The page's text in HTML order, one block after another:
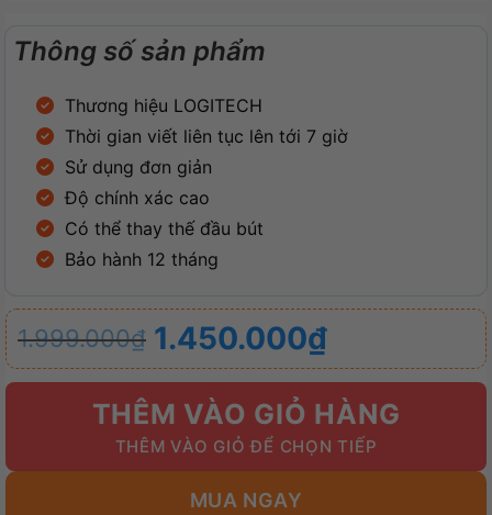
Thông số sản phẩm
Thương hiệu LOGITECH
Thời gian viết liên tục lên tới 7 giờ
Sử dụng đơn giản
Độ chính xác cao
Có thể thay thế đầu bút
Bảo hành 12 tháng
1.999.000₫
Giá
gốc
1.999.000₫.
1.450.000₫
Giá
hiện
1.450.000₫.
THÊM VÀO GIỎ HÀNG
MUA NGAY